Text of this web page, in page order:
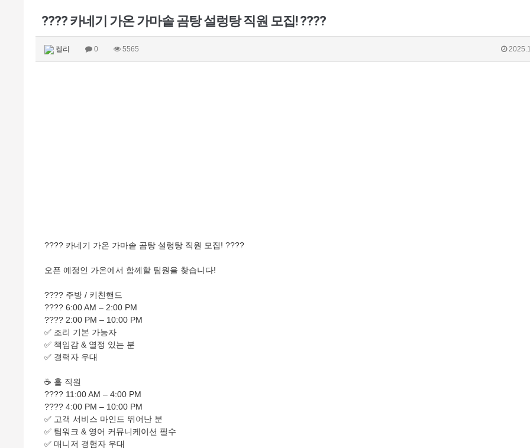
???? 카네기 가온 가마솥 곰탕 설렁탕 직원 모집! ????
켈리 0 5565
???? 카네기 가온 가마솥 곰탕 설렁탕 직원 모집! ????
오픈 예정인 가온에서 함께할 팀원을 찾습니다!
???? 주방 / 키친핸드
???? 6:00 AM – 2:00 PM
???? 2:00 PM – 10:00 PM
✅ 조리 기본 가능자
✅ 책임감 & 열정 있는 분
✅ 경력자 우대
☕ 홀 직원
???? 11:00 AM – 4:00 PM
???? 4:00 PM – 10:00 PM
✅ 고객 서비스 마인드 뛰어난 분
✅ 팀워크 & 영어 커뮤니케이션 필수
✅ 매니저 경험자 우대